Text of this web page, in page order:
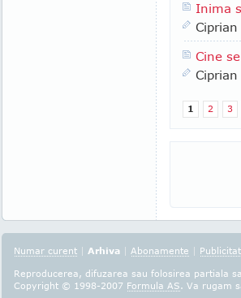
Inima
Ciprian
Cine
Ciprian
1 2 3
Numar curent | Arhiva | Abonamente |
Reproducerea, difuzarea sau folosirea partiala
Copyright © 1998-2007 Formula AS. Va rugam